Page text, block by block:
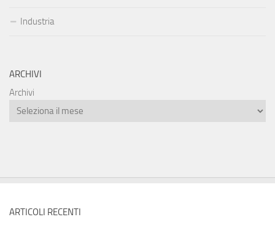
Industria
ARCHIVI
Archivi
ARTICOLI RECENTI